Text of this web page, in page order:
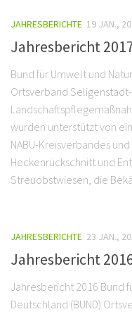
JAHRESBERICHTE 19 JAN.,
Jahresbericht
Bund für Umwelt und
Ortsverband
wurden unterstützt von
NABU-Kreisverbandes
Heckenrückschnitt und
Streuobstwiesen, die
JAHRESBERICHTE 23 JAN.,
Jahresbericht
Jahresbericht 2016 Bund
Deutschland (BUND)